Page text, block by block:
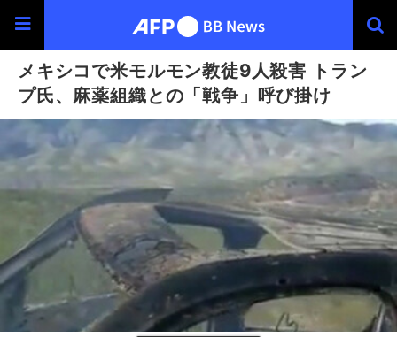
メキシコで米モルモン教徒9人殺害 トラン
プ氏、麻薬組織との「戦争」呼び掛け